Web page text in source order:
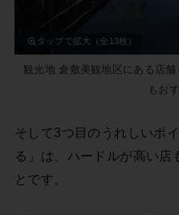
タップで拡大（全13枚）
観光地 倉敷美観地区にある店
もお
そして3つ目のうれしいポ
る」は、ハードルが高い店
とです。